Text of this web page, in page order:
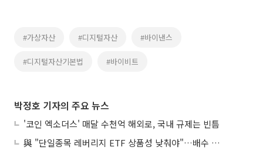
#가상자산 #디지털자산 #바이낸스
#디지털자산기본법 #바이비트
박정호 기자의 주요 뉴스
'코인 엑소더스' 매달 수천억 해외로, 국내 규제는 빈틈
與 "단일종목 레버리지 ETF 상품성 낮춰야"…배수 조정안도 거론